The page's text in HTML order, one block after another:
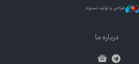
طراحی و تولید: نستوه
درباره ما